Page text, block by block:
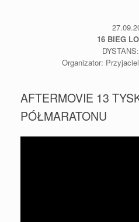
16 BIEG
Organizator:
AFTERMOVIE 13
PÓŁMARATONU